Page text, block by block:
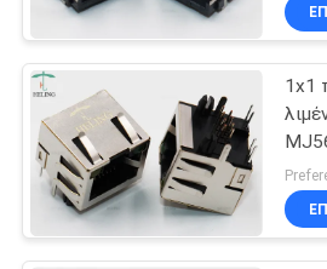
ΈΛΕΓΧΟΣ
ΜΑΣ
ΕΛΆΤΕ
ΕΠΑΦΉ
μικρή
rj45
1x1